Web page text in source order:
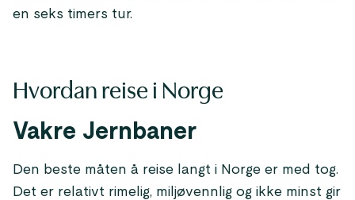
en seks timers tur.
Hvordan reise i Norge
Vakre Jernbaner
Den beste måten å reise langt i Norge er med tog.
Det er relativt rimelig, miljøvennlig og ikke minst gir